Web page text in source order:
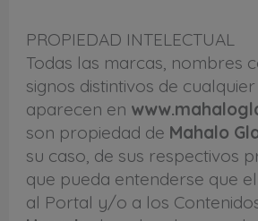
PROPIEDAD INTELECTUAL
Todas las marcas, nombres
signos distintivos de
aparecen en
son propiedad de Mahalo
su caso, de sus respectivos
que pueda entenderse que
al Portal y/o a los